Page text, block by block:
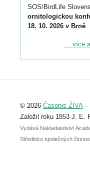
SOS/BirdLife
ornitologickou
18. 10. 2026 v Brně.
Podrobnější
Registrovat se
abstraktu přihlášené
posteru je už 30.
... více
© 2026 Časopis ŽIVA–
Založil roku 1853 J. E.
Vydává Nakladatelství
Středisko společných